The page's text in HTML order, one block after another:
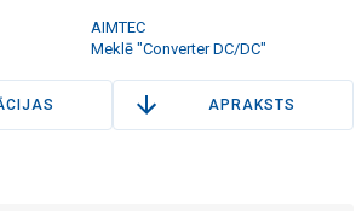
AIMTEC
Meklē "Converter DC/DC"
APRAKSTS